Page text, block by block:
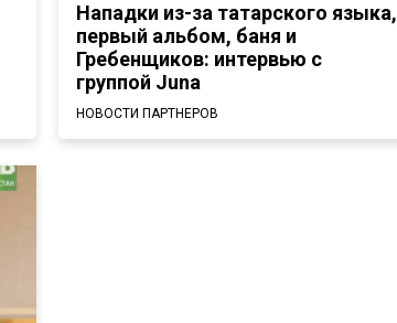
Нападки из-за татарского языка,
первый альбом, баня и
Гребенщиков: интервью с
группой Juna
НОВОСТИ ПАРТНЕРОВ